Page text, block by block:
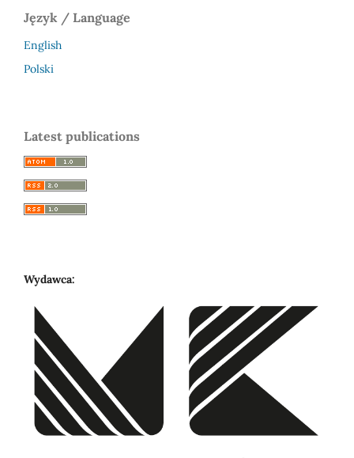
Język / Language
English
Polski
Latest publications
Wydawca: